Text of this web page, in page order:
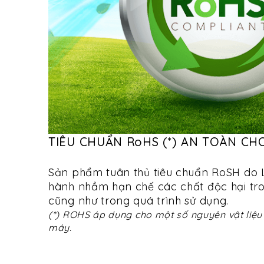
TIÊU CHUẨN RoHS (*) AN TOÀN
Sản phẩm tuân thủ tiêu chuẩn RoSH do
hành nhầm hạn chế các chất độc hại
cũng như trong quá trình sử dụng.
(*) ROHS áp dụng cho một số nguyên vật
máy.